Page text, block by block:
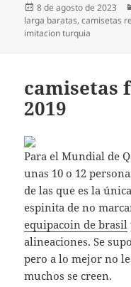
Publicado
el
8 de agosto de 2023
larga baratas,camisetas
imitacion turquia
camisetas
2019
Para el Mundial de
unas 10 o 12
de las que es la
espinita de no
equipacoin de brasil
alineaciones. Se
pero a lo mejor no
muchos se creen.